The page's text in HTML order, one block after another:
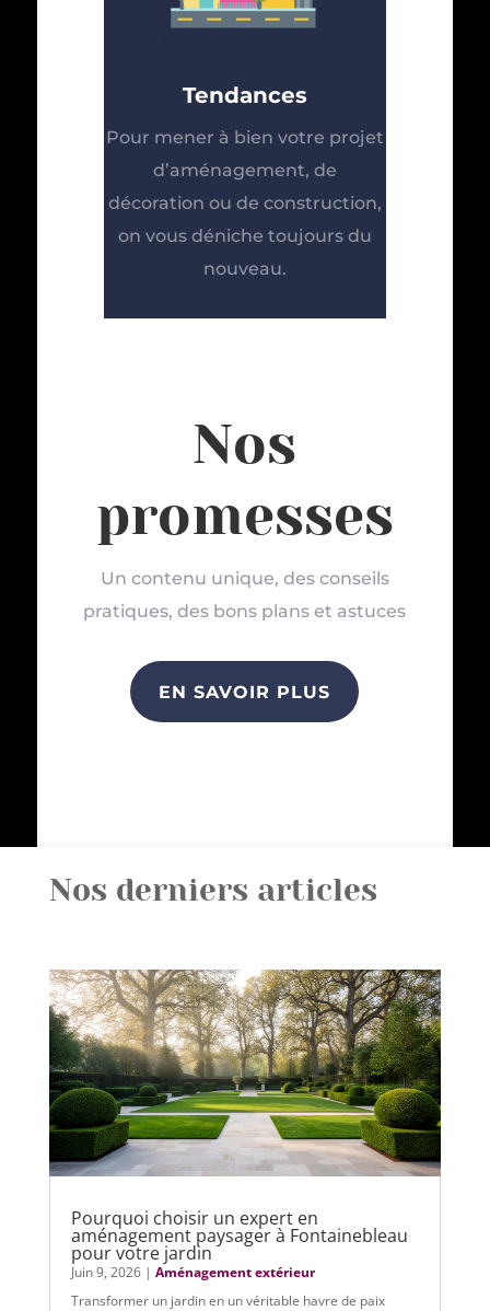
Tendances
Pour mener à bien votre projet
d’aménagement, de
décoration ou de construction,
on vous déniche toujours du
nouveau.
Nos
promesses
Un contenu unique, des conseils
pratiques, des bons plans et astuces
EN SAVOIR PLUS
Nos derniers articles
Pourquoi choisir un expert en
aménagement paysager à Fontainebleau
pour votre jardin
Juin 9, 2026| Aménagement extérieur
Transformer un jardin en un véritable havre de paix